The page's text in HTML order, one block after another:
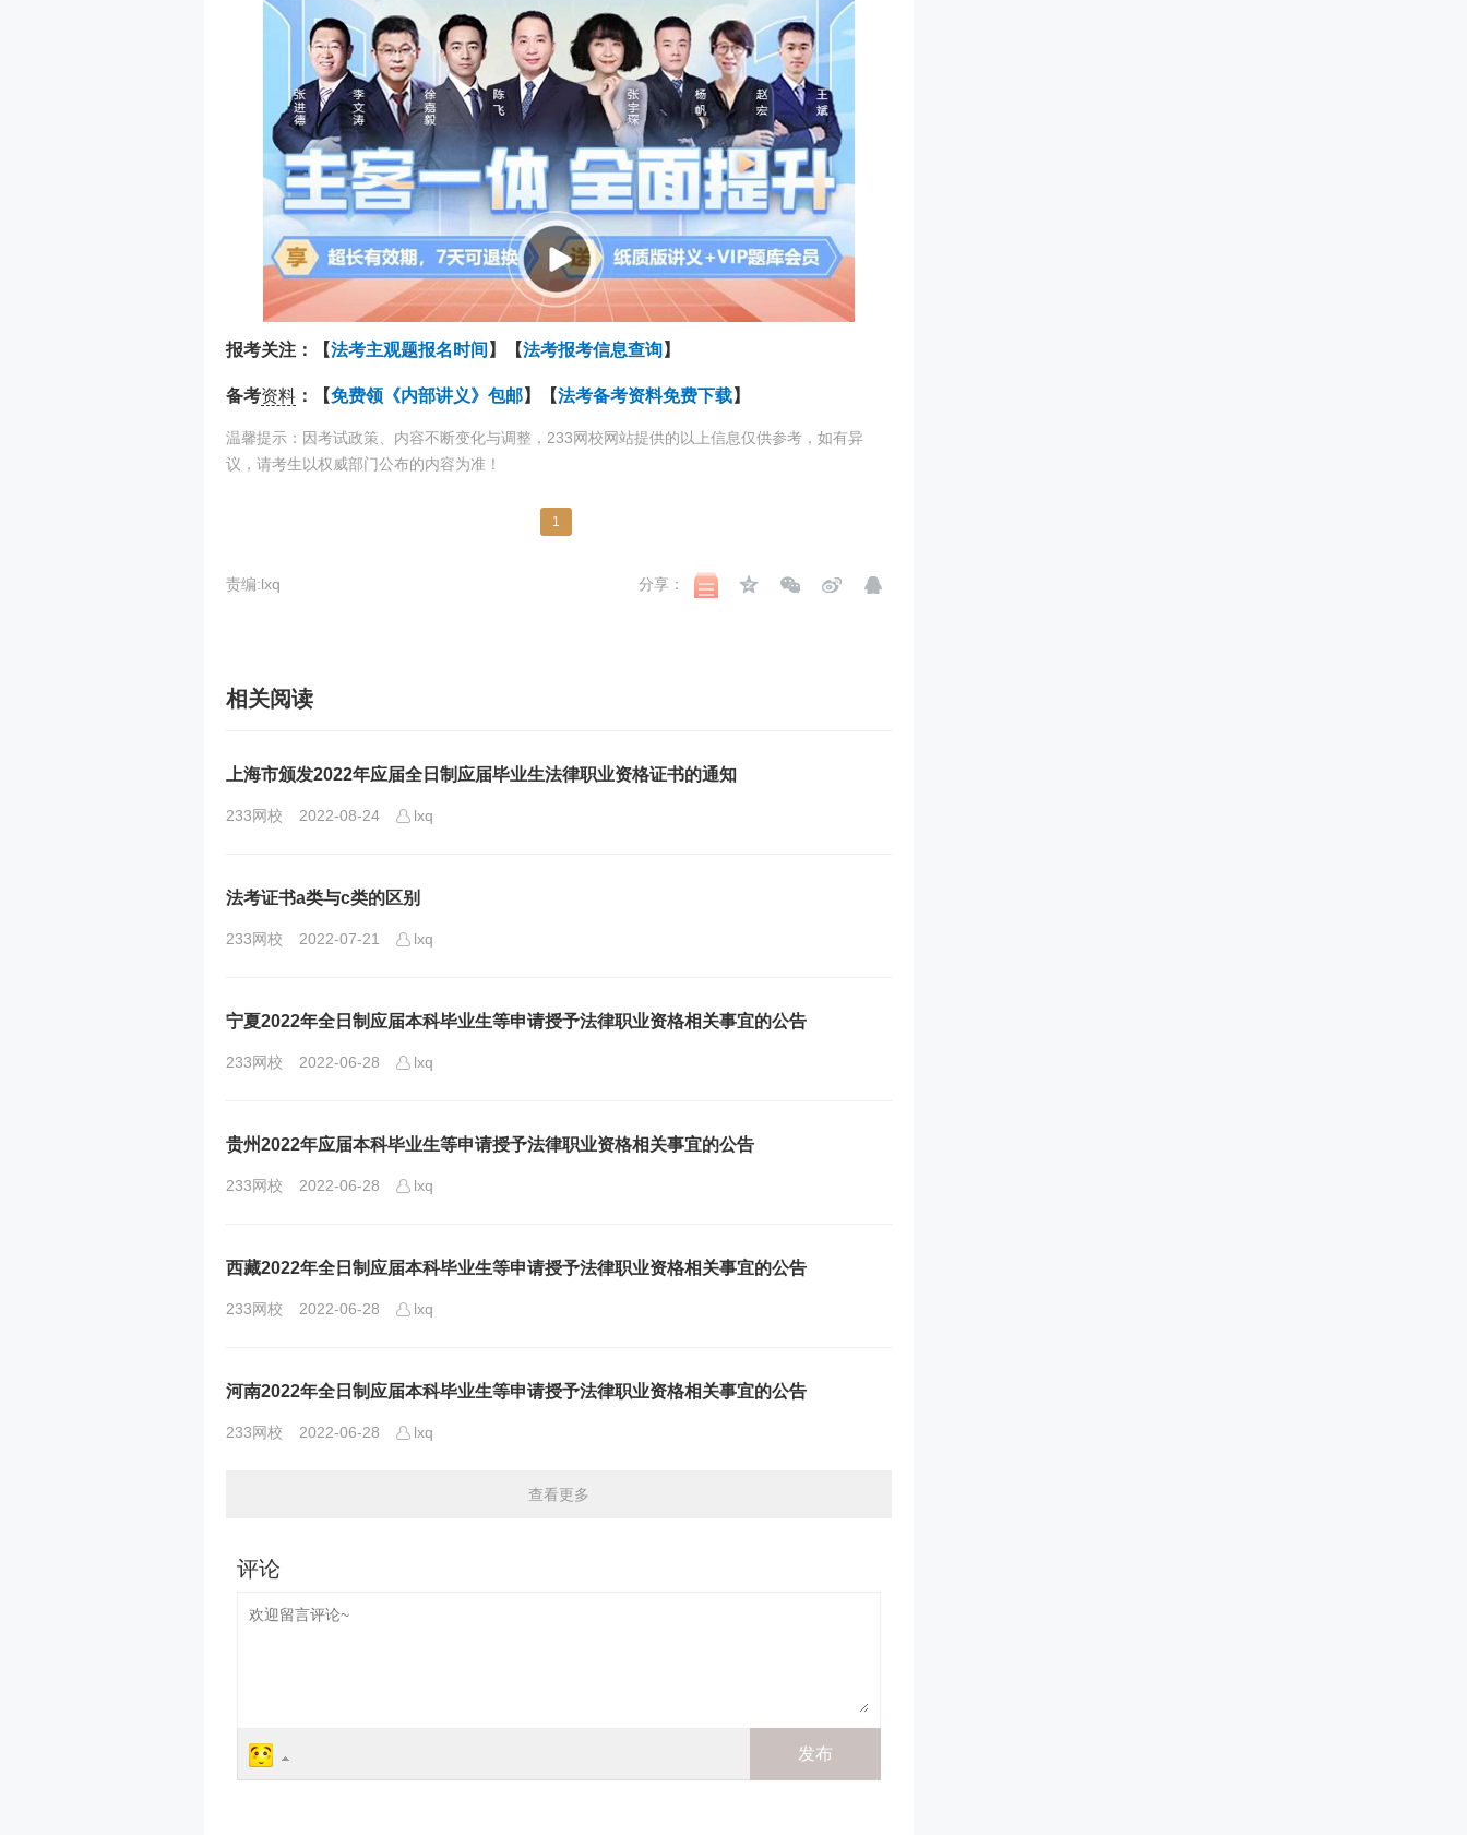
报考关注：【法考主观题报名时间 】【法考报考信息查询】
备考资料 ：【免费领《内部讲义》包邮】【法考备考资料免费下载】
温馨提示：因考试政策、内容不断变化与调整，233网校网站提供的以上信息仅供参考，如有异
议，请考生以权威部门公布的内容为准！
1
责编:lxq 分享：
相关阅读
上海市颁发2022年应届全日制应届毕业生法律职业资格证书的通知
233网校 2022-08-24 lxq
法考证书a类与c类的区别
233网校 2022-07-21 lxq
宁夏2022年全日制应届本科毕业生等申请授予法律职业资格相关事宜的公告
233网校 2022-06-28 lxq
贵州2022年应届本科毕业生等申请授予法律职业资格相关事宜的公告
233网校 2022-06-28 lxq
西藏2022年全日制应届本科毕业生等申请授予法律职业资格相关事宜的公告
233网校 2022-06-28 lxq
河南2022年全日制应届本科毕业生等申请授予法律职业资格相关事宜的公告
233网校 2022-06-28 lxq
查看更多